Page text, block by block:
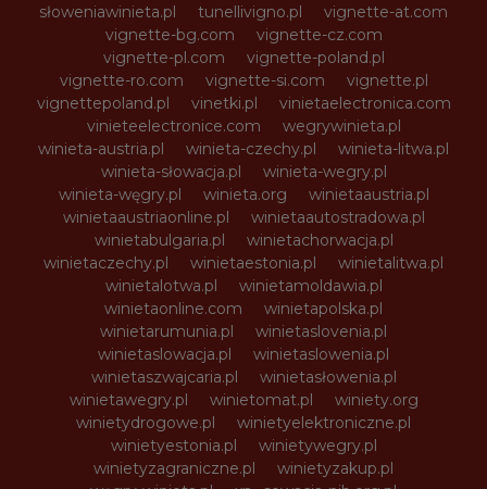
słoweniawinieta.pl
tunellivigno.pl
vignette-at.com
vignette-bg.com
vignette-cz.com
vignette-pl.com
vignette-poland.pl
vignette-ro.com
vignette-si.com
vignette.pl
vignettepoland.pl
vinetki.pl
vinietaelectronica.com
vinieteelectronice.com
wegrywinieta.pl
winieta-austria.pl
winieta-czechy.pl
winieta-litwa.pl
winieta-słowacja.pl
winieta-wegry.pl
winieta-węgry.pl
winieta.org
winietaaustria.pl
winietaaustriaonline.pl
winietaautostradowa.pl
winietabulgaria.pl
winietachorwacja.pl
winietaczechy.pl
winietaestonia.pl
winietalitwa.pl
winietalotwa.pl
winietamoldawia.pl
winietaonline.com
winietapolska.pl
winietarumunia.pl
winietaslovenia.pl
winietaslowacja.pl
winietaslowenia.pl
winietaszwajcaria.pl
winietasłowenia.pl
winietawegry.pl
winietomat.pl
winiety.org
winietydrogowe.pl
winietyelektroniczne.pl
winietyestonia.pl
winietywegry.pl
winietyzagraniczne.pl
winietyzakup.pl